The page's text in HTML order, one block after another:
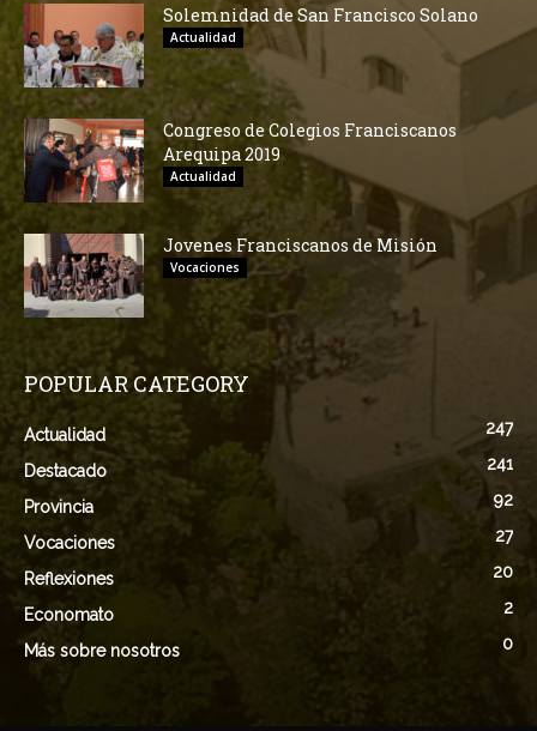
Solemnidad de San Francisco Solano
Actualidad
Congreso de Colegios Franciscanos
Arequipa 2019
Actualidad
Jovenes Franciscanos de Misión
Vocaciones
POPULAR CATEGORY
Actualidad 247
Destacado 241
Provincia 92
Vocaciones 27
Reflexiones 20
Economato 2
Más sobre nosotros 0